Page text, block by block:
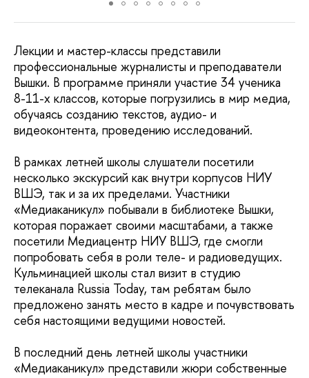
Лекции и мастер-классы представили
профессиональные журналисты и преподаватели
Вышки. В программе приняли участие 34 ученика
8-11-х классов, которые погрузились в мир медиа,
обучаясь созданию текстов, аудио- и
видеоконтента, проведению исследований.
В рамках летней школы слушатели посетили
несколько экскурсий как внутри корпусов НИУ
ВШЭ, так и за их пределами. Участники
«Медиаканикул» побывали в библиотеке Вышки,
которая поражает своими масштабами, а также
посетили Медиацентр НИУ ВШЭ, где смогли
попробовать себя в роли теле- и радиоведущих.
Кульминацией школы стал визит в студию
телеканала Russia Today, там ребятам было
предложено занять место в кадре и почувствовать
себя настоящими ведущими новостей.
В последний день летней школы участники
«Медиаканикул» представили жюри собственные